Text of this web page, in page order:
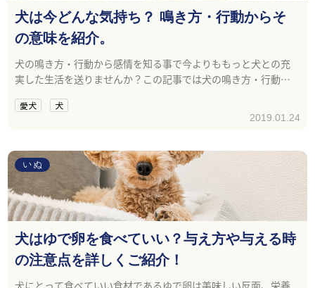
犬は今どんな気持ち？ 鳴き方・行動からそ
の意味を紹介。
犬の鳴き方・行動から感情を知る事で今よりももっと犬との充
実した生活を送りませんか？この記事では犬の鳴き方・行動の
愛犬 犬
2019.01.24
いぬ
犬はゆで卵を食べていい？与え方や与える時
の注意点を詳しくご紹介！
犬にとって食べていい食材であるゆで卵は美味しい反面、栄養